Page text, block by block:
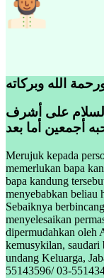
على أشرف
أجمعين أما بعد
Merujuk kepada
memerlukan bapa
bapa kandung
menyebabkan beliau
Sebaiknya
menyelesaikan
dipermudahkan oleh
kemusykilan, saudari
undang Keluarga,
55143596/ 03-